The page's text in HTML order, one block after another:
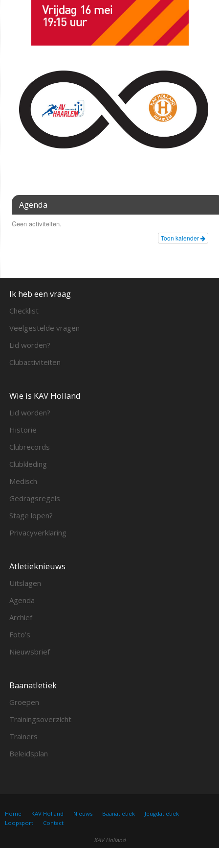
Agenda
Geen activiteiten.
Toon kalender
Ik heb een vraag
Checklist
Veelgestelde vragen
Lid worden?
Clubactiviteiten
Wie is KAV Holland
Lid worden?
Historie
Clubrecords
Clubkleding
Medisch
Gedragsregels
Stage lopen?
Privacyverklaring
Atletieknieuws
Uitslagen
Agenda
Archief
Foto’s
Nieuwsbrief
Baanatletiek
Groepen
Trainingsoverzicht
Trainers
Beleidsplan
Home KAV Holland Nieuws Baanatletiek
Jeugdatletiek
Loopsport
Contact
KAV Holland